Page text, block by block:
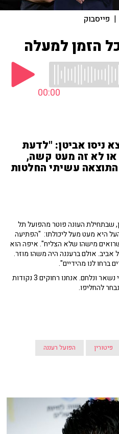
| פייסבוק
הזמן למעלה
00:00
ניסו אביטן: "לדעת
לא זה מעט קשה,
עשיתי החלטות
שבתחילת העונה פוטר מהפועל תל
היא מעט מעל ליכולתו: "הפתיעה
מישהו שלא הצליח". איפה הוא
אולם ברעננה היה משהו מוזר.
ברחו לנו מהידיים".
אביטן סיכם: "אם זה היה תלוי בי הייתי נשאר ונלחם. אנחנו רחוקים 3 נקודות
להחליפו.
פיטורין
הפועל רעננה